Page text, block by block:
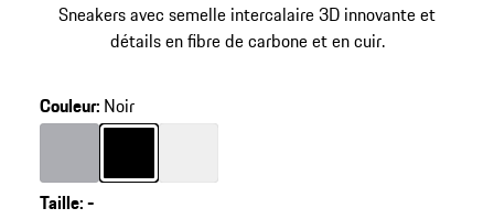
Sneakers avec semelle intercalaire 3D innovante et
détails en fibre de carbone et en cuir.
Couleur: Noir
Gris
CouleurCouleur
Taille:-